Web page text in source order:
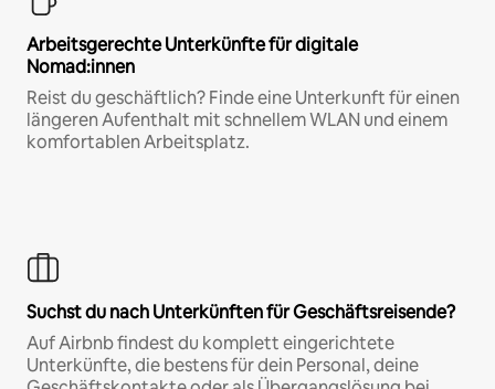
Arbeitsgerechte Unterkünfte für digitale
Nomad:innen
Reist du geschäftlich? Finde eine Unterkunft für einen
längeren Aufenthalt mit schnellem WLAN und einem
komfortablen Arbeitsplatz.
Suchst du nach Unterkünften für Geschäftsreisende?
Auf Airbnb findest du komplett eingerichtete
Unterkünfte, die bestens für dein Personal, deine